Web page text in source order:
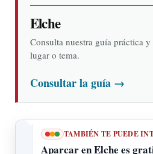
Elche
Consulta nuestra guía práctica y
lugar o tema.
Consultar la guía →
TAMBIÉN TE PUEDE
Aparcar en Elche es